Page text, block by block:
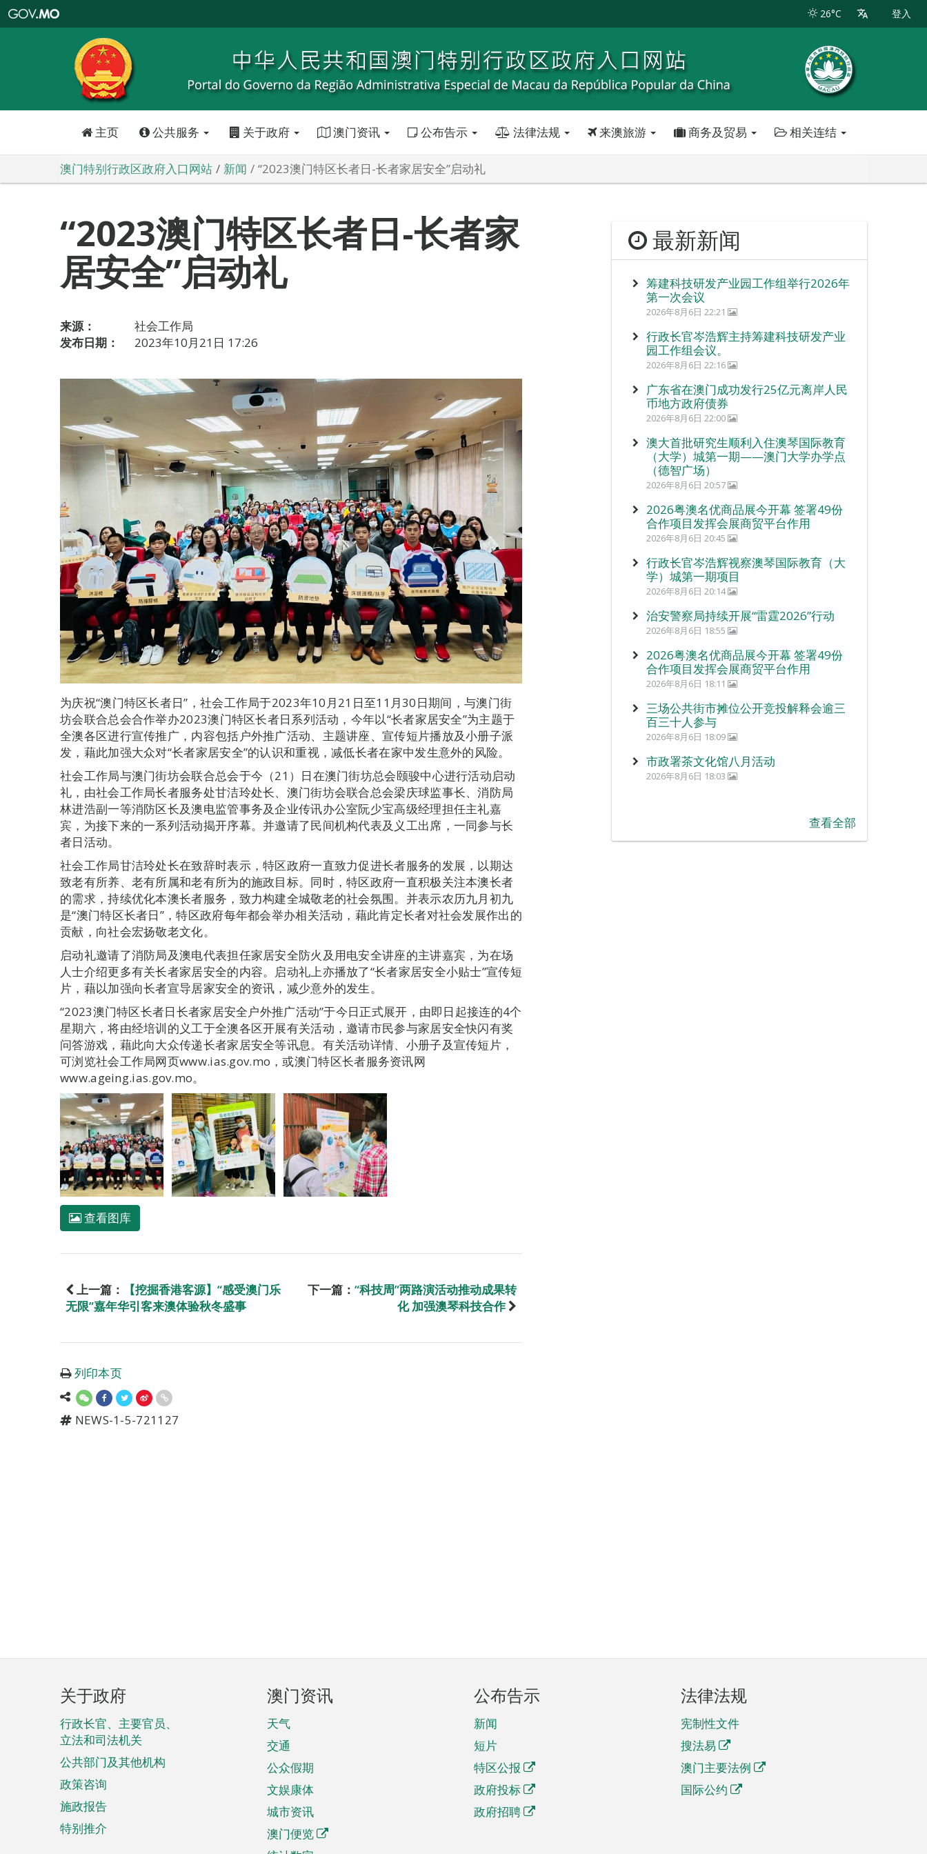
特
政
区
政
口
26°C 登入
主页 公共服务 关于政府 澳门资讯 公布告示 法律法规 来澳旅游 商务及贸易 相关连结
澳门特别行政区政府入口网站 新闻 “2023澳门特区长者日-长者家居安全”启动礼
“2023澳门特区长者日-长者家
居安全”启动礼
来源：
社会工作局
发布日期：
2023年10月21日 17:26
为庆祝“澳门特区长者日”，社会工作局于2023年10月21日至11月30日期间，与澳门街
坊会联合总会合作举办2023澳门特区长者日系列活动，今年以“长者家居安全”为主题于
全澳各区进行宣传推广，内容包括户外推广活动、主题讲座、宣传短片播放及小册子派
发，藉此加强大众对“长者家居安全”的认识和重视，减低长者在家中发生意外的风险。
社会工作局与澳门街坊会联合总会于今（21）日在澳门街坊总会颐骏中心进行活动启动
礼，由社会工作局长者服务处甘洁玲处长、澳门街坊会联合总会梁庆球监事长、消防局
林进浩副一等消防区长及澳电监管事务及企业传讯办公室阮少宝高级经理担任主礼嘉
宾，为接下来的一系列活动揭开序幕。并邀请了民间机构代表及义工出席，一同参与长
者日活动。
社会工作局甘洁玲处长在致辞时表示，特区政府一直致力促进长者服务的发展，以期达
致老有所养、老有所属和老有所为的施政目标。同时，特区政府一直积极关注本澳长者
的需求，持续优化本澳长者服务，致力构建全城敬老的社会氛围。并表示农历九月初九
是“澳门特区长者日”，特区政府每年都会举办相关活动，藉此肯定长者对社会发展作出的
贡献，向社会宏扬敬老文化。
启动礼邀请了消防局及澳电代表担任家居安全防火及用电安全讲座的主讲嘉宾，为在场
人士介绍更多有关长者家居安全的内容。启动礼上亦播放了“长者家居安全小贴士”宣传短
片，藉以加强向长者宣导居家安全的资讯，减少意外的发生。
“2023澳门特区长者日长者家居安全户外推广活动”于今日正式展开，由即日起接连的4个
星期六，将由经培训的义工于全澳各区开展有关活动，邀请市民参与家居安全快闪有奖
问答游戏，藉此向大众传递长者家居安全等讯息。有关活动详情、小册子及宣传短片，
可浏览社会工作局网页www.ias.gov.mo，或澳门特区长者服务资讯网
www.ageing.ias.gov.mo。
查看图库
上一篇：
【挖掘香港客源】“感受澳门乐
无限”嘉年华引客来澳体验秋冬盛事
下一篇： “科技周”两路演活动推动成果转
化 加强澳琴科技合作
列印本页
NEWS-1-5-721127
最新新闻
筹建科技研发产业园工作组举行2026年
第一次会议
2026年8月6日 22:21
行政长官岑浩辉主持筹建科技研发产业
园工作组会议。
2026年8月6日 22:16
广东省在澳门成功发行25亿元离岸人民
币地方政府债券
2026年8月6日 22:00
澳大首批研究生顺利入住澳琴国际教育
（大学）城第一期——澳门大学办学点
（德智广场）
2026年8月6日 20:57
2026粤澳名优商品展今开幕 签署49份
合作项目发挥会展商贸平台作用
2026年8月6日 20:45
行政长官岑浩辉视察澳琴国际教育（大
学）城第一期项目
2026年8月6日 20:14
治安警察局持续开展“雷霆2026”行动
2026年8月6日 18:55
2026粤澳名优商品展今开幕 签署49份
合作项目发挥会展商贸平台作用
2026年8月6日 18:11
三场公共街市摊位公开竞投解释会逾三
百三十人参与
2026年8月6日 18:09
市政署茶文化馆八月活动
2026年8月6日 18:03
查看全部
页
脚
菜
单
关于政府
行政长官、主要官员、
立法和司法机关
公共部门及其他机构
政策咨询
施政报告
特别推介
澳门资讯
天气
交通
公众假期
文娱康体
城市资讯
澳门便览
公布告示
新闻
短片
特区公报
政府投标
政府招聘
法律法规
宪制性文件
搜法易
澳门主要法例
国际公约